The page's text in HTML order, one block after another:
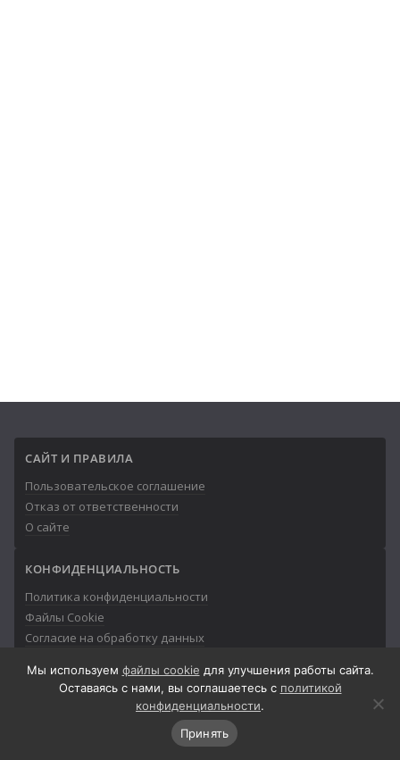
САЙТ И ПРАВИЛА
Пользовательское соглашение
Отказ от ответственности
О сайте
КОНФИДЕНЦИАЛЬНОСТЬ
Политика конфиденциальности
Файлы Cookie
Согласие на обработку данных
© 2013-2026Айтишник
Мы используем файлы cookie для улучшения работы сайта.
Оставаясь с нами, вы соглашаетесь с политикой
конфиденциальности.
Принять